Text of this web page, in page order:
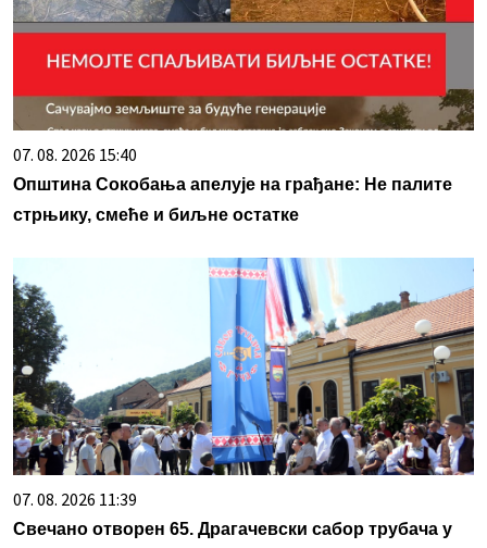
07. 08. 2026 15:40
Општина Сокобања апелује на грађане: Не палите
стрњику, смеће и биљне остатке
07. 08. 2026 11:39
Свечано отворен 65. Драгачевски сабор трубача у